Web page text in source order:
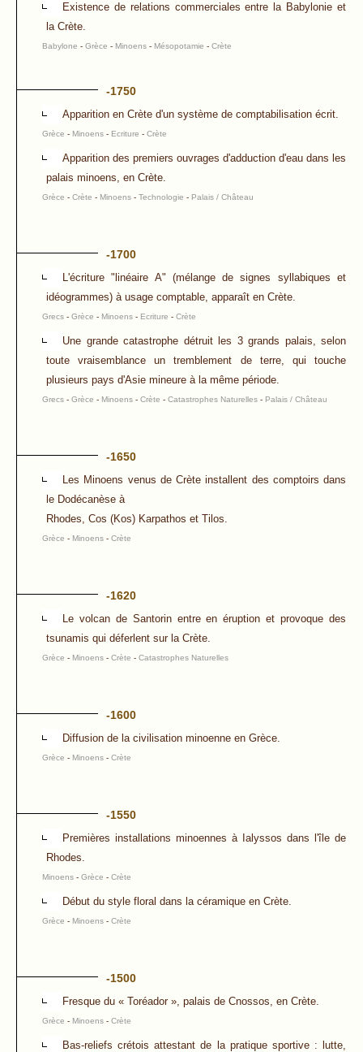
Existence de relations commerciales entre la Babylonie et
la Crète.
Babylone - Grèce - Minoens - Mésopotamie - Crète
-1750
Apparition en Crète d'un système de comptabilisation écrit.
Grèce - Minoens - Ecriture - Crète
Apparition des premiers ouvrages d'adduction d'eau dans les
palais minoens, en Crète.
Grèce - Crète - Minoens - Technologie - Palais / Château
-1700
L'écriture "linéaire A" (mélange de signes syllabiques et
idéogrammes) à usage comptable, apparaît en Crète.
Grecs - Grèce - Minoens - Ecriture - Crète
Une grande catastrophe détruit les 3 grands palais, selon
toute vraisemblance un tremblement de terre, qui touche
plusieurs pays d'Asie mineure à la même période.
Grecs - Grèce - Minoens - Crète - Catastrophes Naturelles - Palais / Château
-1650
Les Minoens venus de Crète installent des comptoirs dans
le Dodécanèse à
Rhodes, Cos (Kos) Karpathos et Tilos.
Grèce - Minoens - Crète
-1620
Le volcan de Santorin entre en éruption et provoque des
tsunamis qui déferlent sur la Crète.
Grèce - Minoens - Crète - Catastrophes Naturelles
-1600
Diffusion de la civilisation minoenne en Grèce.
Grèce - Minoens - Crète
-1550
Premières installations minoennes à Ialyssos dans l'île de
Rhodes.
Minoens - Grèce - Crète
Début du style floral dans la céramique en Crète.
Grèce - Minoens - Crète
-1500
Fresque du « Toréador », palais de Cnossos, en Crète.
Grèce - Minoens - Crète
Bas-reliefs crétois attestant de la pratique sportive : lutte,